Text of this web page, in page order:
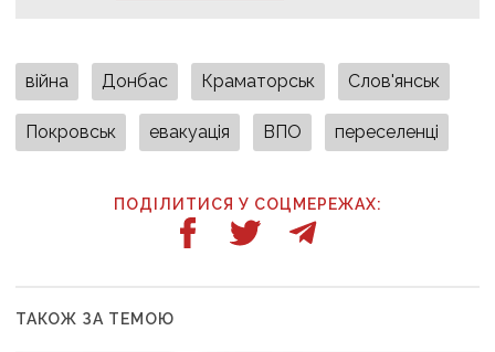
війна Донбас Краматорськ Слов'янськ
Покровськ евакуація ВПО переселенці
ПОДІЛИТИСЯ У СОЦМЕРЕЖАХ:
ТАКОЖ ЗА ТЕМОЮ